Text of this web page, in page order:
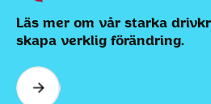
Läs mer om vår starka
skapa verklig förändring.